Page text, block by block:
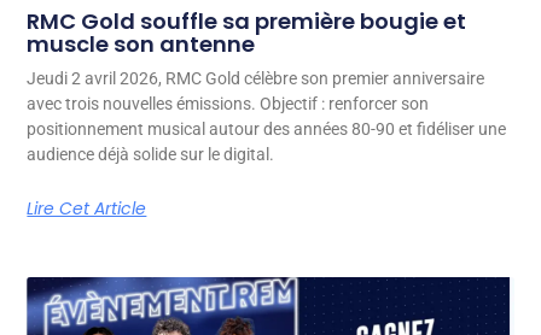
RMC Gold souffle sa première bougie et
muscle son antenne
Jeudi 2 avril 2026, RMC Gold célèbre son premier anniversaire
avec trois nouvelles émissions. Objectif : renforcer son
positionnement musical autour des années 80-90 et fidéliser une
audience déjà solide sur le digital.
Lire Cet Article